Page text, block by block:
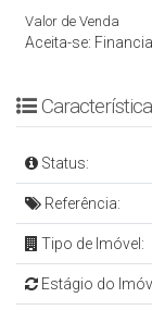
- 1 Suíte + 2
- Cozinha
- Sacada com
- Banheiro
- Área de
- Fechadura
-
- Entradas USB
Valor de Venda
Aceita-se:
Status:
Referência:
Tipo de Imóvel:
Estágio do